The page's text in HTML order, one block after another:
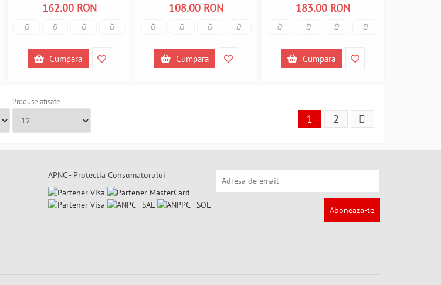
162.00 RON
Cumpara
108.00 RON
Cumpara
183.00 RON
Cumpara
Produse afisate
1 2
APNC - Protectia Consumatorului
Aboneaza-te